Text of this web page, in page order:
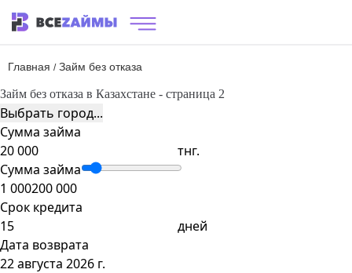
Главная / Займ без отказа
Займ без отказа в Казахстане - страница 2
Выбрать город...
Сумма займа
тнг.
Сумма займа
1 000200 000
Срок кредита
дней
Дата возврата
22 августа 2026 г.